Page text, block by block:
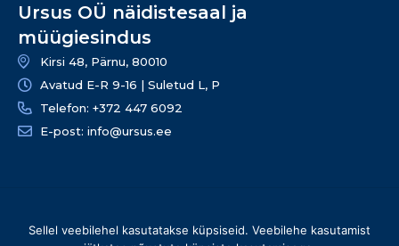
Ursus OÜ näidistesaal ja
müügiesindus
Kirsi 48, Pärnu, 80010
Avatud E-R 9-16 | Suletud L, P
Telefon: +372 447 6092
E-post: info@ursus.ee
+372 447 6090
Sellel veebilehel kasutatakse küpsiseid. Veebilehe kasutamist